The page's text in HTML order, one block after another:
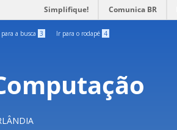
Simplifique! Comunica BR
a busca 3 Ir para o rodapé 4